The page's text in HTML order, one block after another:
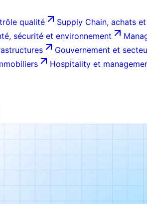
qualité Supply Chain, achats
sécurité et environnement
Gouvernement et
Hospitality et